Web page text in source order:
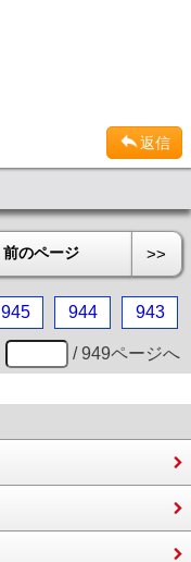
返信
前のページ >>
945 944 943
/ 949ページへ